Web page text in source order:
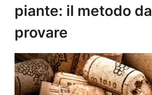
piante: il metodo da
provare